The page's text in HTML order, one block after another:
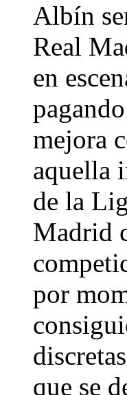
Albín
Real
en
mejora
aquella
de la
Madrid
por
que se